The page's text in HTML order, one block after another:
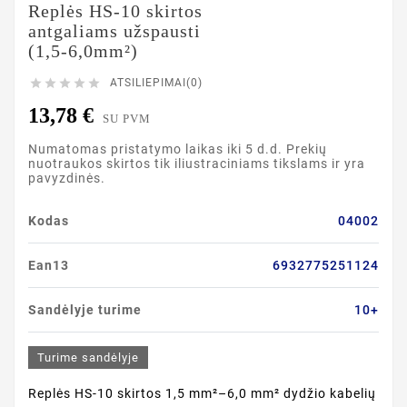
Replės HS-10 skirtos
antgaliams užspausti
(1,5-6,0mm²)
     ATSILIEPIMAI(0)
13,78 € SU PVM
Numatomas pristatymo laikas iki 5 d.d. Prekių
nuotraukos skirtos tik iliustraciniams tikslams ir yra
pavyzdinės.
Kodas 04002
Ean13 6932775251124
Sandėlyje turime 10+
Turime sandėlyje
Replės HS-10 skirtos 1,5 mm²–6,0 mm² dydžio kabelių